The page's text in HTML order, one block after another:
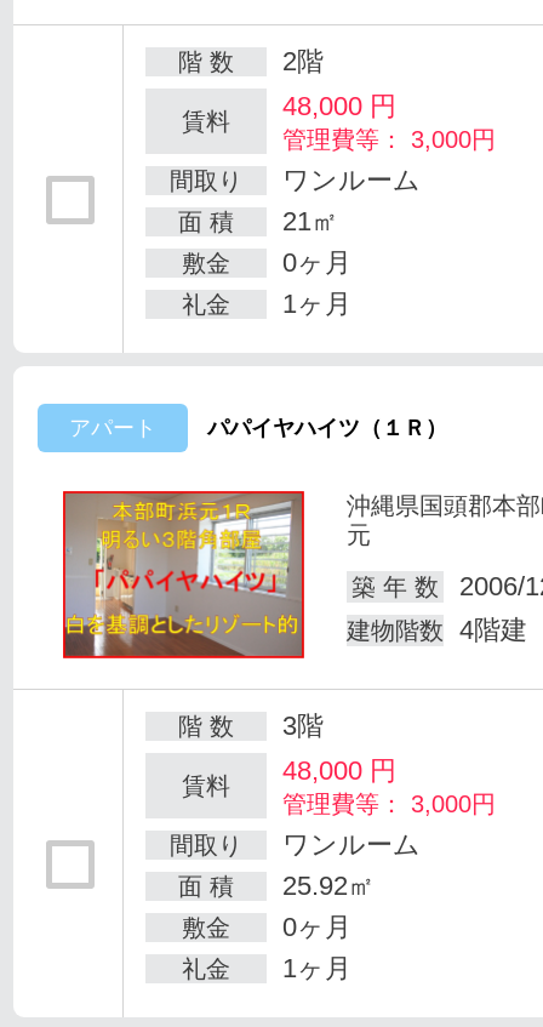
階 数 2階
賃料 48,000 円
管理費等： 3,000円
間取り
ワンルーム
面 積 21㎡
敷金 0ヶ月
礼金 1ヶ月
アパート パパイヤハイツ（１Ｒ）
沖縄県国頭郡本
元
築 年 数
2006/
建物階数 4階建
階 数 3階
賃料 48,000 円
管理費等： 3,000円
間取り
ワンルーム
面 積 25.92㎡
敷金 0ヶ月
礼金 1ヶ月